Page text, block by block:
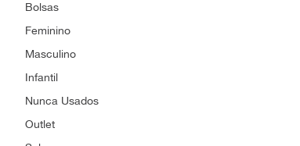
Bolsas
Feminino
Masculino
Infantil
Nunca Usados
Outlet